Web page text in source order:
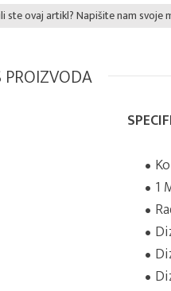
ste ovaj artikl? Napišite nam svoje
PROIZVODA
1